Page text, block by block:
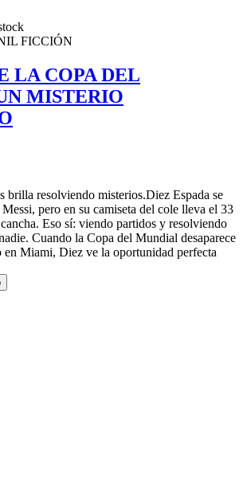
FICCIÓN
LA COPA DEL
MISTERIO
brilla resolviendo misterios.Diez Espada se
pero en su camiseta del cole lleva el 33
Eso sí: viendo partidos y resolviendo
Cuando la Copa del Mundial desaparece
en Miami, Diez ve la oportunidad perfecta